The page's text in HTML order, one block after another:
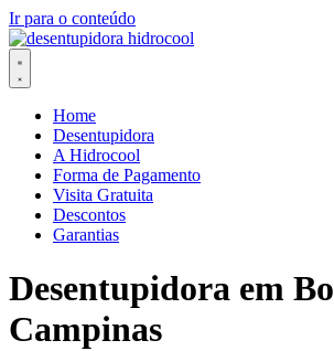
Ir para o conteúdo
Home
Desentupidora
A Hidrocool
Forma de Pagamento
Visita Gratuita
Descontos
Garantias
Desentupidora em
Campinas